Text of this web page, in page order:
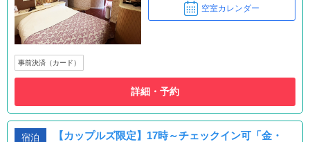
空室カレンダー
事前決済（カード）
詳細・予約
宿泊
【カップルズ限定】17時～チェックイン可「金・